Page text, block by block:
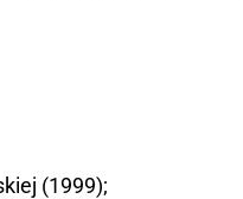
(1999);